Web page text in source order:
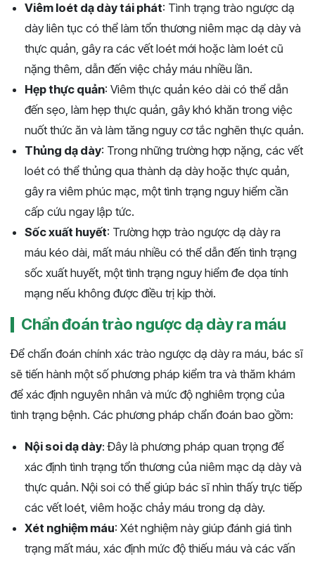
Viêm loét dạ dày tái phát: Tình trạng trào ngược dạ
dày liên tục có thể làm tổn thương niêm mạc dạ dày và
thực quản, gây ra các vết loét mới hoặc làm loét cũ
nặng thêm, dẫn đến việc chảy máu nhiều lần.
Hẹp thực quản: Viêm thực quản kéo dài có thể dẫn
đến sẹo, làm hẹp thực quản, gây khó khăn trong việc
nuốt thức ăn và làm tăng nguy cơ tắc nghẽn thực quản.
Thủng dạ dày: Trong những trường hợp nặng, các vết
loét có thể thủng qua thành dạ dày hoặc thực quản,
gây ra viêm phúc mạc, một tình trạng nguy hiểm cần
cấp cứu ngay lập tức.
Sốc xuất huyết: Trường hợp trào ngược dạ dày ra
máu kéo dài, mất máu nhiều có thể dẫn đến tình trạng
sốc xuất huyết, một tình trạng nguy hiểm đe dọa tính
mạng nếu không được điều trị kịp thời.
Chẩn đoán trào ngược dạ dày ra máu
Để chẩn đoán chính xác trào ngược dạ dày ra máu, bác sĩ
sẽ tiến hành một số phương pháp kiểm tra và thăm khám
để xác định nguyên nhân và mức độ nghiêm trọng của
tình trạng bệnh. Các phương pháp chẩn đoán bao gồm:
Nội soi dạ dày: Đây là phương pháp quan trọng để
xác định tình trạng tổn thương của niêm mạc dạ dày và
thực quản. Nội soi có thể giúp bác sĩ nhìn thấy trực tiếp
các vết loét, viêm hoặc chảy máu trong dạ dày.
Xét nghiệm máu: Xét nghiệm này giúp đánh giá tình
trạng mất máu, xác định mức độ thiếu máu và các vấn